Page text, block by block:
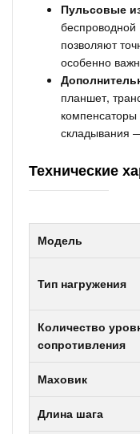
Пульсовые
позволяют
особенно
планшет,
складывания
Технические
Модель
Тип нагружения
Количество
сопротивления
Маховик
Длина шага